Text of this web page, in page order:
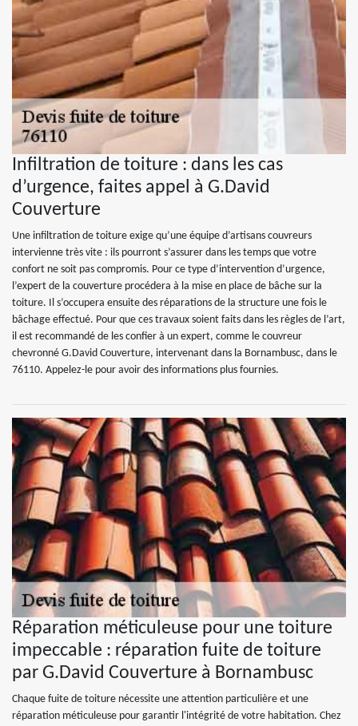
Infiltration de toiture : dans les cas
d’urgence, faites appel à G.David
Couverture
Une infiltration de toiture exige qu’une équipe d’artisans couvreurs
intervienne très vite : ils pourront s’assurer dans les temps que votre
confort ne soit pas compromis. Pour ce type d’intervention d’urgence,
l’expert de la couverture procédera à la mise en place de bâche sur la
toiture. Il s’occupera ensuite des réparations de la structure une fois le
bâchage effectué. Pour que ces travaux soient faits dans les règles de l’art,
il est recommandé de les confier à un expert, comme le couvreur
chevronné G.David Couverture, intervenant dans la Bornambusc, dans le
76110. Appelez-le pour avoir des informations plus fournies.
Réparation méticuleuse pour une toiture
impeccable : réparation fuite de toiture
par G.David Couverture à Bornambusc
Chaque fuite de toiture nécessite une attention particulière et une
réparation méticuleuse pour garantir l'intégrité de votre habitation. Chez